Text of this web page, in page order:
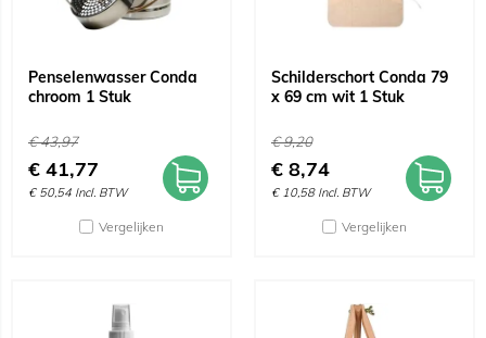
Penselenwasser Conda
chroom 1 Stuk
€43,97
€ 41,77
€ 50,54 Incl. BTW
Vergelijken
Schilderschort Conda 79
x 69 cm wit 1 Stuk
€9,20
€ 8,74
€ 10,58 Incl. BTW
Vergelijken